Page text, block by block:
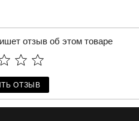
отзыв об этом товаре
ОТЗЫВ